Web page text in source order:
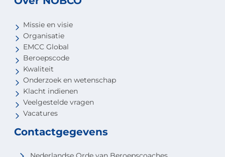
Missie en visie
Organisatie
EMCC Global
Beroepscode
Kwaliteit
Onderzoek en wetenschap
Klacht indienen
Veelgestelde vragen
Vacatures
Contactgegevens